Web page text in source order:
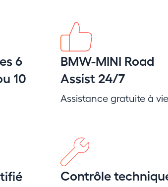
6
10
BMW-MINI Road
Assist 24/7
Assistance gratuite à
Contrôle